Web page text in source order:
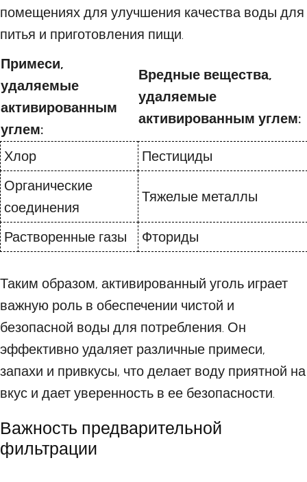
помещениях для улучшения качества воды для
питья и приготовления пищи.
Примеси,
удаляемые
активированным
углем:
Вредные вещества,
удаляемые
активированным углем:
Хлор
Пестициды
Органические
соединения
Тяжелые металлы
Растворенные газы Фториды
Таким образом, активированный уголь играет
важную роль в обеспечении чистой и
безопасной воды для потребления. Он
эффективно удаляет различные примеси,
запахи и привкусы, что делает воду приятной на
вкус и дает уверенность в ее безопасности.
Важность предварительной
фильтрации